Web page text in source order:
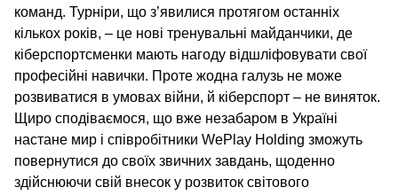
команд. Турніри, що з’явилися протягом останніх
кількох років, – це нові тренувальні майданчики, де
кіберспортсменки мають нагоду відшліфовувати свої
професійні навички. Проте жодна галузь не може
розвиватися в умовах війни, й кіберспорт – не виняток.
Щиро сподіваємося, що вже незабаром в Україні
настане мир і співробітники WePlay Holding зможуть
повернутися до своїх звичних завдань, щоденно
здійснюючи свій внесок у розвиток світового